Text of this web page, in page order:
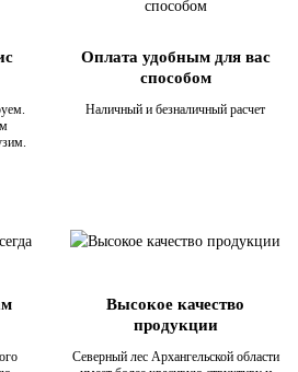
Оплата удобным для вас
способом
Наличный и безналичный расчет
Высокое качество
продукции
Северный лес Архангельской области